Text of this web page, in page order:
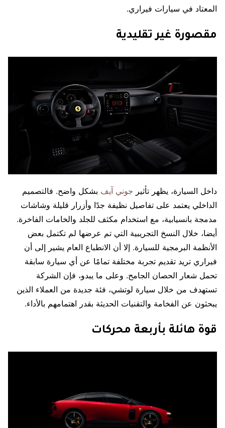
المعتاد في سيارات فيراري.
مقصورة غير تقليدية
داخل السيارة، يظهر تأثير جوني آيف بشكل واضح. فالتصميم
الداخلي يعتمد على تفاصيل نظيفة جدًا وأزرار قليلة وشاشات
مدمجة بانسيابية، مع استخدام مكثف للجلد والخامات الفاخرة.
أيضا، خلال النسخ التجريبية التي تم عرضها لم تكتمل بعض
الأنظمة البرمجية للسيارة. إلا أن الانطباع العام يشير إلى أن
فيراري تريد تقديم تجربة مختلفة تمامًا عن أي سيارة سابقة
تحمل شعار الحصان الجامح. وعلى ما يبدو، فإن الشركة
تستهدف من خلال سيارة لوتشي، فئة جديدة من العملاء الذين
يبحثون عن الفخامة والتقنيات الحديثة بقدر اهتمامهم بالأداء.
قوة هائلة بأربعة محركات